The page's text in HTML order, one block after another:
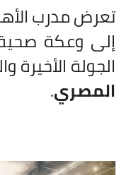
تعرض مدرب
إلى وعكة
الجولة
المصري.